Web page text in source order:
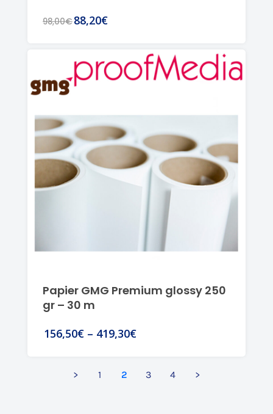
98,00€88,20€
Papier GMG Premium glossy 250
gr – 30 m
156,50€ – 419,30€
> 1 2 3 4 >